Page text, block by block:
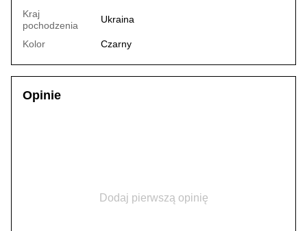
Kraj
pochodzenia
Ukraina
Kolor Czarny
Opinie
Dodaj pierwszą opinię